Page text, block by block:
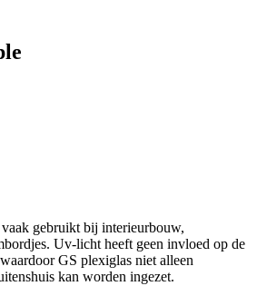
gebruikt bij interieurbouw,
Uv-licht heeft geen invloed op de
GS plexiglas niet alleen
kan worden ingezet.